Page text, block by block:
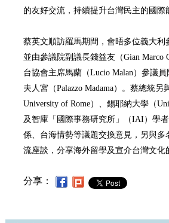
的友好交流，持續提升台灣民主的國
蔡英文順訪羅馬期間，會晤多位義大
並由參議院副議長錢益友（Gian Marco
台協會主席馬蘭（Lucio Malan）參議
夫人宮（Palazzo Madama）。蔡總統另
University of Rome）、錫耶納大學（
及智庫「國際事務研究所」（IAI）學
係、台海情勢等議題交換意見，另與
流座談，分享海外留學及宣介台灣文化
分享：